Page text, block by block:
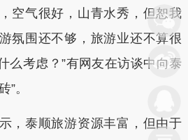
空气很好，山青水秀，但恕我
氛围还不够，旅游业还不算很
么考虑？”有网友在访谈中向泰
”。
泰顺旅游资源丰富，但由于